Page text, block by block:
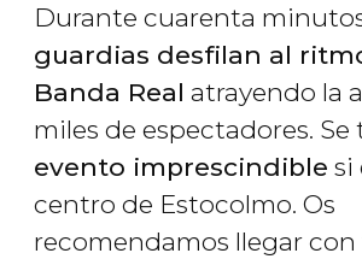
Durante cuarenta
guardias desfilan al
Banda Real atrayendo la
miles de espectadores. Se
evento imprescindible si
centro de Estocolmo. Os
recomendamos llegar